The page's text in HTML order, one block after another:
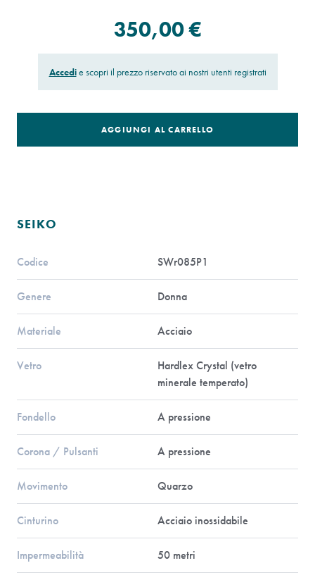
350,00 €
Accedie scopri il prezzo riservato ai nostri utenti registrati
AGGIUNGI AL CARRELLO
SEIKO
Codice SWr085P1
Genere Donna
Materiale Acciaio
Vetro
Hardlex Crystal (vetro
minerale temperato)
Fondello A pressione
Corona / Pulsanti A pressione
Movimento Quarzo
Cinturino Acciaio inossidabile
Impermeabilità 50 metri